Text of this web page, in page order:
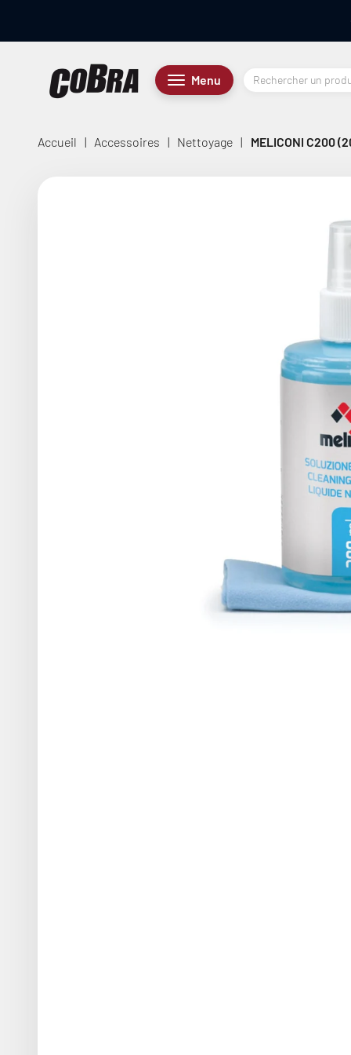
Menu
Menu
Cobra.fr
Accueil | Accessoires | Nettoyage | MELICONI C200